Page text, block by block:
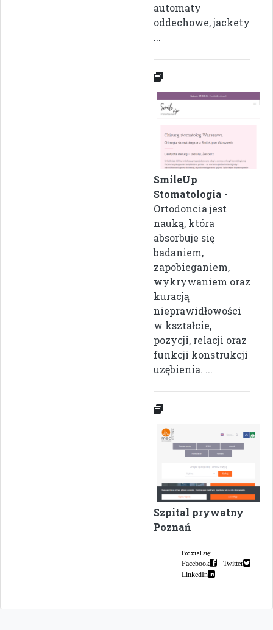
automaty
oddechowe, jackety
...
SmileUp
Stomatologia -
Ortodoncia jest
nauką, która
absorbuje się
badaniem,
zapobieganiem,
wykrywaniem oraz
kuracją
nieprawidłowości
w kształcie,
pozycji, relacji oraz
funkcji konstrukcji
uzębienia. ...
Szpital prywatny
Poznań
Podziel się:
Facebook
Twitter
LinkedIn